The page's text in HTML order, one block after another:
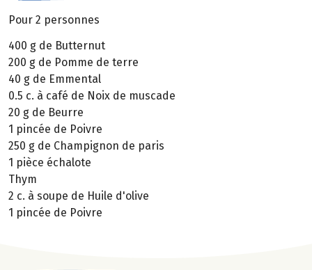
Pour 2 personnes
400 g de Butternut
200 g de Pomme de terre
40 g de Emmental
0.5 c. à café de Noix de muscade
20 g de Beurre
1 pincée de Poivre
250 g de Champignon de paris
1 pièce échalote
Thym
2 c. à soupe de Huile d'olive
1 pincée de Poivre